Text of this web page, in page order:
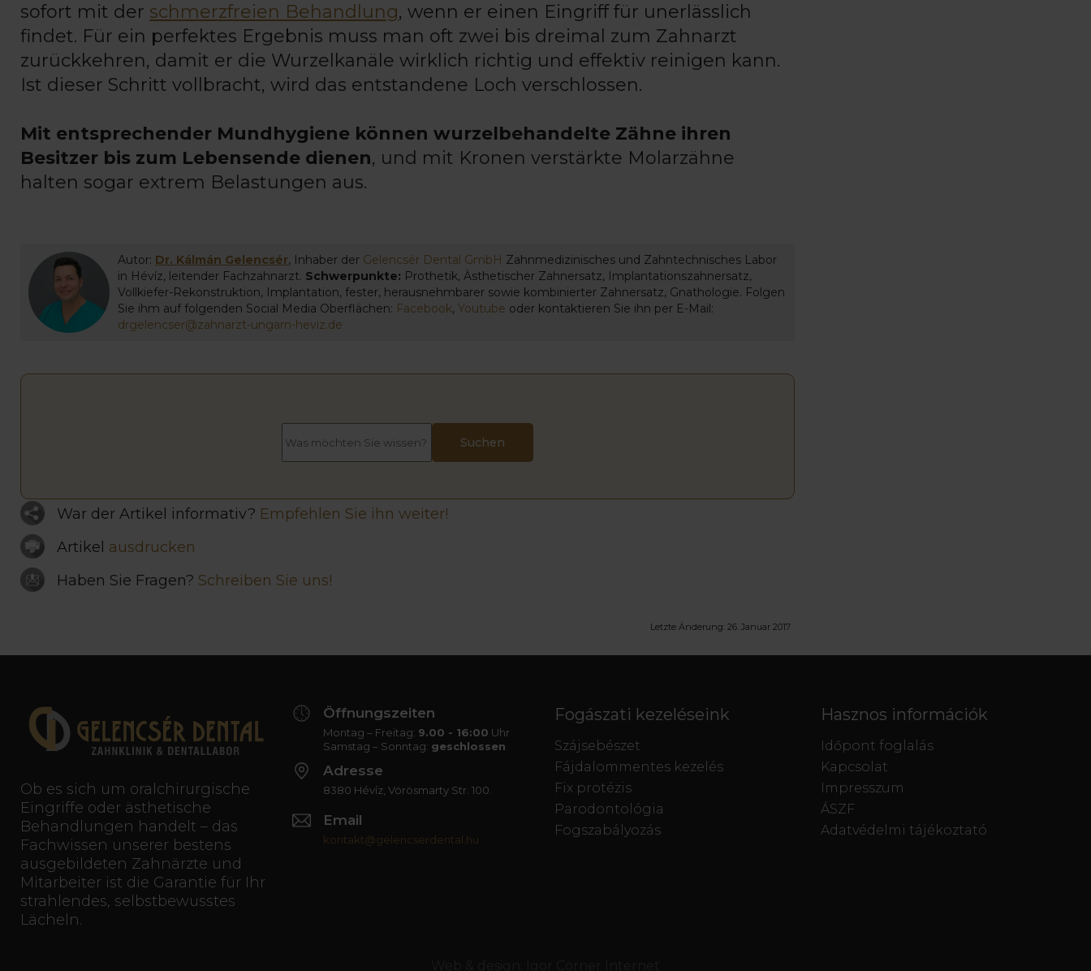
sofort mit der schmerzfreien Behandlung, wenn er einen Eingriff für unerlässlich
findet. Für ein perfektes Ergebnis muss man oft zwei bis dreimal zum Zahnarzt
zurückkehren, damit er die Wurzelkanäle wirklich richtig und effektiv reinigen kann.
Ist dieser Schritt vollbracht, wird das entstandene Loch verschlossen.
Mit entsprechender Mundhygiene können wurzelbehandelte Zähne ihren
Besitzer bis zum Lebensende dienen, und mit Kronen verstärkte Molarzähne
halten sogar extrem Belastungen aus.
Autor: Dr. Kálmán Gelencsér, Inhaber der Gelencsér Dental GmbH Zahnmedizinisches und Zahntechnisches Labor
in Hévíz, leitender Fachzahnarzt. Schwerpunkte: Prothetik, Ästhetischer Zahnersatz, Implantationszahnersatz,
Vollkiefer-Rekonstruktion, Implantation, fester, herausnehmbarer sowie kombinierter Zahnersatz, Gnathologie. Folgen
Sie ihm auf folgenden Social Media Oberflächen: Facebook, Youtube oder kontaktieren Sie ihn per E-Mail:
drgelencser@zahnarzt-ungarn-heviz.de
War der Artikel informativ? Empfehlen Sie ihn weiter!
Artikel ausdrucken
Haben Sie Fragen? Schreiben Sie uns!
Letzte Änderung: 26. Januar 2017
Ob es sich um oralchirurgische
Eingriffe oder ästhetische
Behandlungen handelt – das
Fachwissen unserer bestens
ausgebildeten Zahnärzte und
Mitarbeiter ist die Garantie für Ihr
strahlendes, selbstbewusstes
Lächeln.
Öffnungszeiten
Montag – Freitag: 9.00 - 16:00 Uhr
Samstag – Sonntag: geschlossen
Adresse
8380 Hévíz, Vörösmarty Str. 100.
Email
kontakt@gelencserdental.hu
Fogászati kezeléseink
Szájsebészet
Fájdalommentes kezelés
Fix protézis
Parodontológia
Fogszabályozás
Hasznos információk
Időpont foglalás
Kapcsolat
Impresszum
ÁSZF
Adatvédelmi tájékoztató